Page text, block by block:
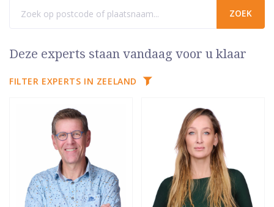
Deze experts staan vandaag voor u klaar
FILTER EXPERTS IN ZEELAND